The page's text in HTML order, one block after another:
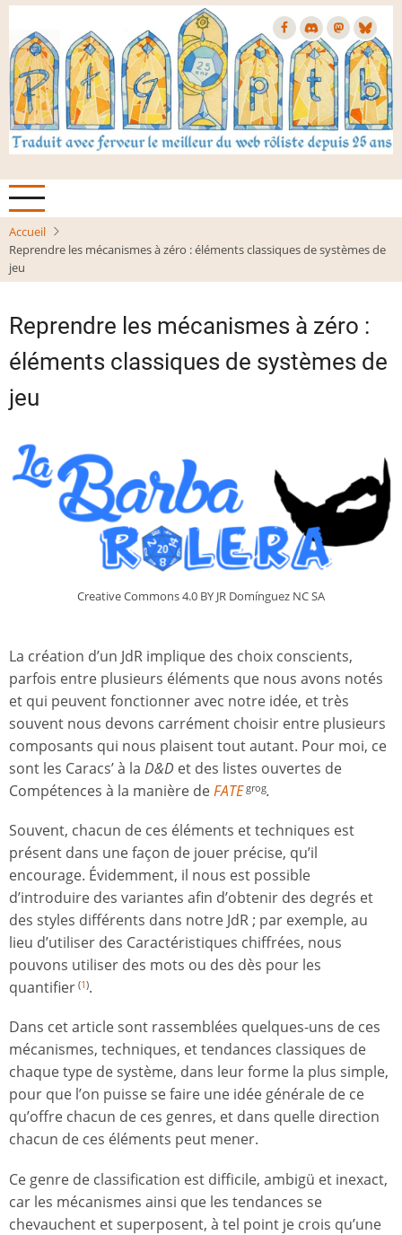
Aller
contenu
principal
Accueil
Reprendre les mécanismes à zéro : éléments classiques de systèmes de
jeu
Reprendre les mécanismes à zéro :
éléments classiques de systèmes de
jeu
Creative Commons 4.0 BY JR Domínguez NC SA
La création d’un JdR implique des choix conscients,
parfois entre plusieurs éléments que nous avons notés
et qui peuvent fonctionner avec notre idée, et très
souvent nous devons carrément choisir entre plusieurs
composants qui nous plaisent tout autant. Pour moi, ce
sont les Caracs’ à la D&D et des listes ouvertes de
Compétences à la manière deFATEgrog.
Souvent, chacun de ces éléments et techniques est
présent dans une façon de jouer précise, qu’il
encourage. Évidemment, il nous est possible
d’introduire des variantes afin d’obtenir des degrés et
des styles différents dans notre JdR ; par exemple, au
lieu d’utiliser des Caractéristiques chiffrées, nous
pouvons utiliser des mots ou des dès pour les
quantifier (1).
Dans cet article sont rassemblées quelques-uns de ces
mécanismes, techniques, et tendances classiques de
chaque type de système, dans leur forme la plus simple,
pour que l’on puisse se faire une idée générale de ce
qu’offre chacun de ces genres, et dans quelle direction
chacun de ces éléments peut mener.
Ce genre de classification est difficile, ambigü et inexact,
car les mécanismes ainsi que les tendances se
chevauchent et superposent, à tel point je crois qu’une